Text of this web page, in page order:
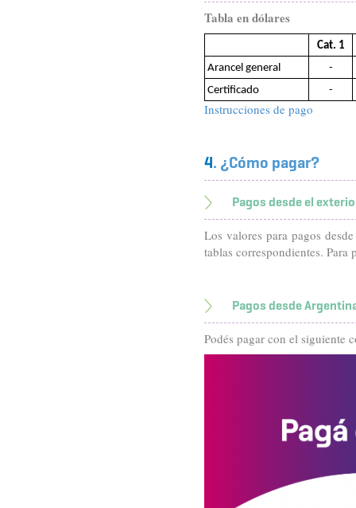
Tabla en dólares
Cat. 1
Arancel general
-
Certificado
-
Instrucciones de pago
4. ¿Cómo pagar?
Pagos desde el
Los valores para pagos
tablas correspondientes. Para
Pagos desde
Podés pagar con el siguiente